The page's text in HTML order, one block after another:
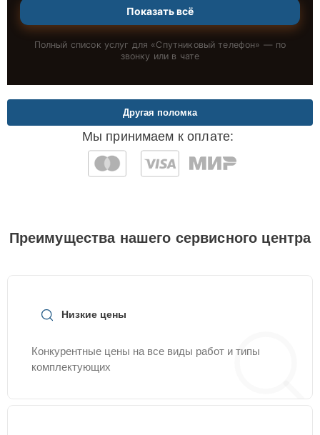
Показать всё
Полный список услуг для «Спутниковый телефон» — по
звонку или в чате
Мы принимаем к оплате:
Другая поломка
Преимущества нашего сервисного центра
Низкие цены
Конкурентные цены на все виды работ и типы
комплектующих